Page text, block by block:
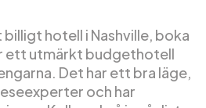
hotell i Nashville, boka
ett utmärkt budgethotell
Det har ett bra läge,
och har